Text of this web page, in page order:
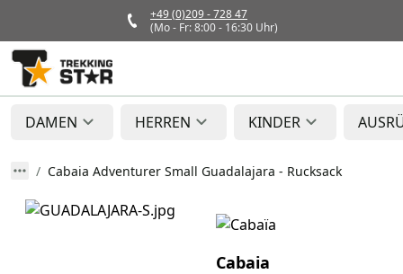
+49 (0)209 - 728 47
(Mo - Fr: 8:00 - 16:30 Uhr)
DAMEN HERREN KINDER
Cabaia Adventurer Small Guadalajara - Rucksack
Cabaia